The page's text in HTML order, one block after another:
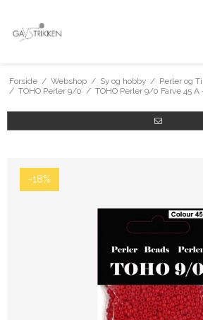
Forside / Webshop / Sy og hobby / Perler og
/ TOHO Perler 9/0 / TOHO Perler 9/0 Farve 45 A
-18%